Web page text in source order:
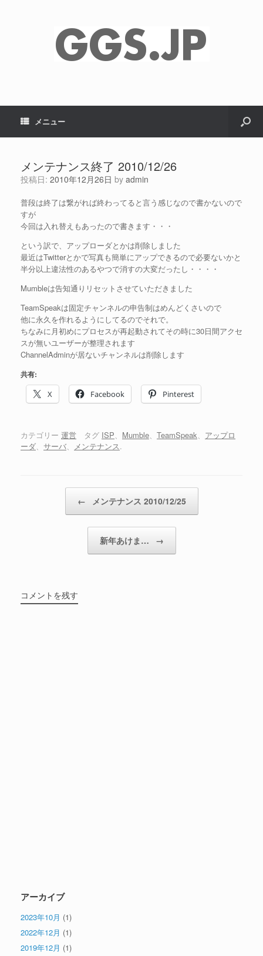
メニュー
メンテナンス終了 2010/12/26
投稿日: 2010年12月26日 by admin
普段は終了は繋がれば終わってると言う感じなので書かないので
すが
今回は入れ替えもあったので書きます・・・
という訳で、アップローダとかは削除しました
最近はTwitterとかで写真も簡単にアップできるので必要ないかと
半分以上違法性のあるやつで消すの大変だったし・・・・
Mumbleは告知通りリセットさせていただきました
TeamSpeakは固定チャンネルの申告制はめんどくさいので
他に永久を作れるようにしてるのでそれで。
ちなみに月初めにプロセスが再起動されてその時に30日間アクセ
スが無いユーザーが整理されます
ChannelAdminが居ないチャンネルは削除します
共有:
X
Facebook Pinterest
カテゴリー 運営 タグ ISP Mumble TeamSpeak
アップロ
ーダ
サーバ メンテナンス.
← メンテナンス 2010/12/25
新年あけま… →
コメントを残す
アーカイブ
2023年10月 (1)
2022年12月 (1)
2019年12月 (1)